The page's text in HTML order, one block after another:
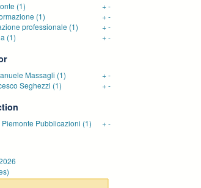
(1) +-
(1) +-
professionale (1) +-
(1) +-
Massagli (1) +-
Seghezzi (1) +-
Piemonte Pubblicazioni (1) +-